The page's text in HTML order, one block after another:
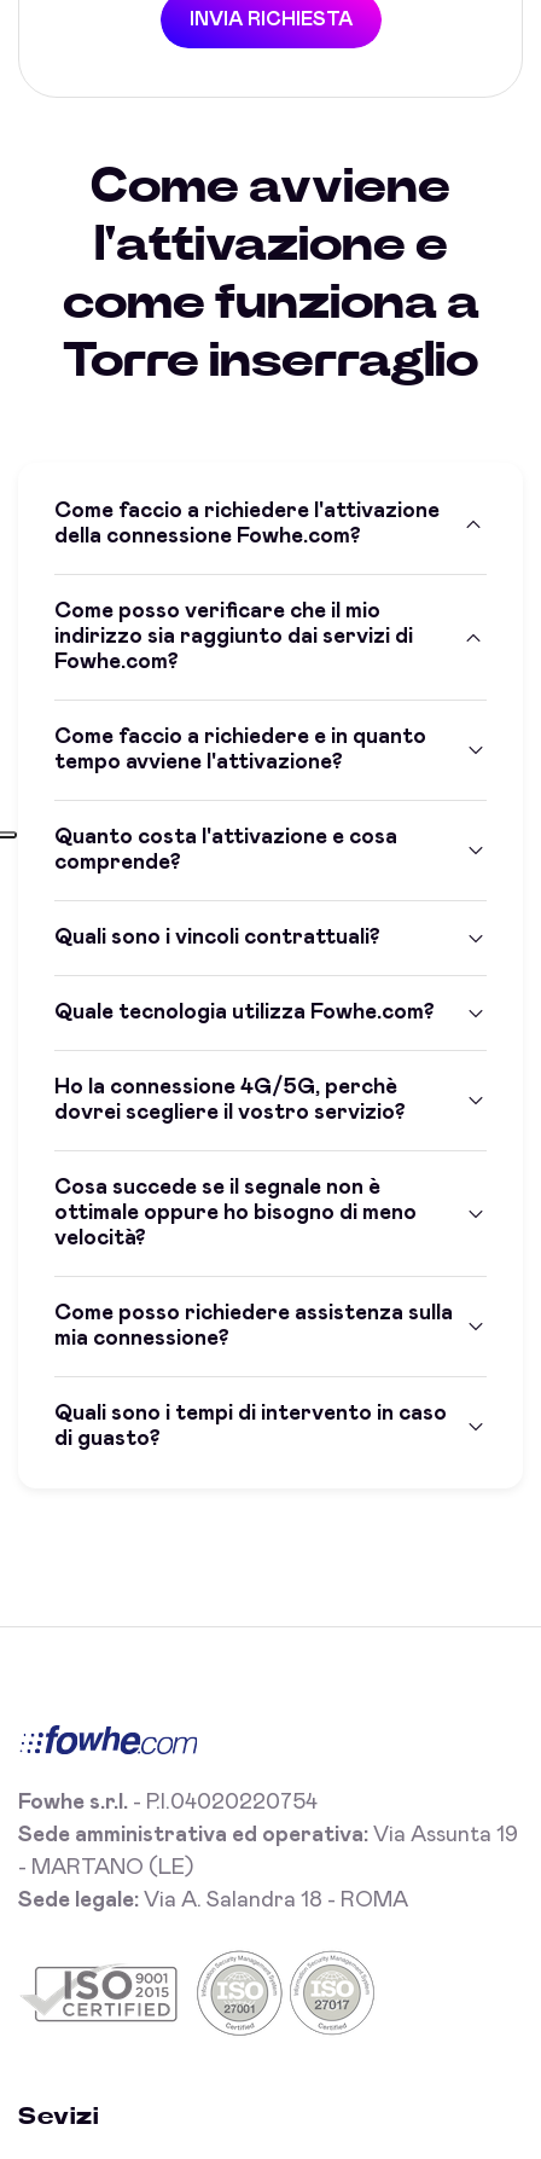
INVIA RICHIESTA
Come avviene
l'attivazione e
come funziona a
Torre inserraglio
Come faccio a richiedere l'attivazione
della connessione Fowhe.com?
Come posso verificare che il mio
indirizzo sia raggiunto dai servizi di
Fowhe.com?
Come faccio a richiedere e in quanto
tempo avviene l'attivazione?
Quanto costa l'attivazione e cosa
comprende?
Quali sono i vincoli contrattuali?
Quale tecnologia utilizza Fowhe.com?
Ho la connessione 4G/5G, perchè
dovrei scegliere il vostro servizio?
Cosa succede se il segnale non è
ottimale oppure ho bisogno di meno
velocità?
Come posso richiedere assistenza sulla
mia connessione?
Quali sono i tempi di intervento in caso
di guasto?
Fowhe s.r.l. - P.I.04020220754
Sede amministrativa ed operativa: Via Assunta 19
- MARTANO (LE)
Sede legale: Via A. Salandra 18 - ROMA
Sevizi